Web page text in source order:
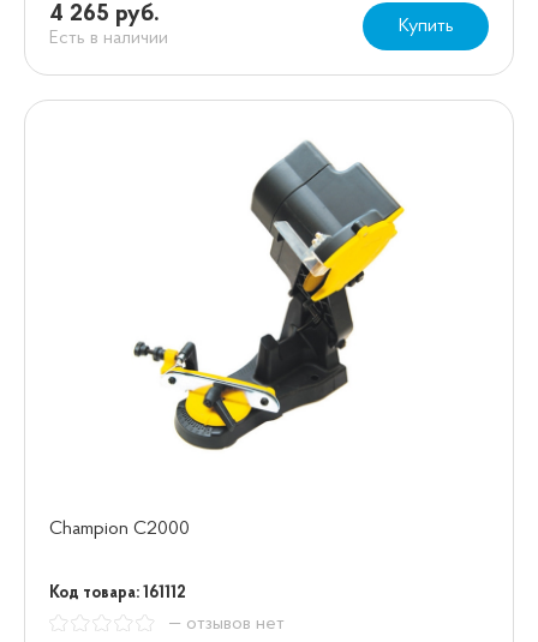
4 265 руб.
Есть в наличии
Купить
Champion C2000
Код товара: 161112
— отзывов нет